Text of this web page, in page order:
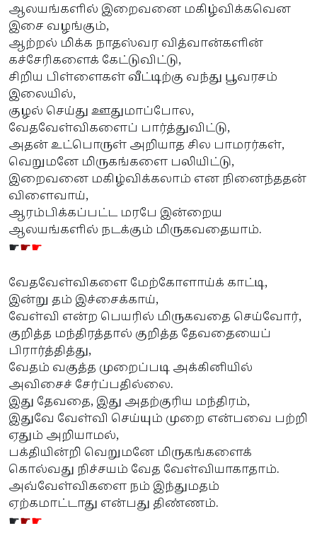
ஆலயங்களில் இறைவனை மகிழ்விக்கவென
இசை வழங்கும்,
ஆற்றல் மிக்க நாதஸ்வர வித்வான்களின்
கச்சேரிகளைக் கேட்டுவிட்டு,
சிறிய பிள்ளைகள் வீட்டிற்கு வந்து பூவரசம்
இலையில்,
குழல் செய்து ஊதுமாப்போல,
வேதவேள்விகளைப் பார்த்துவிட்டு,
அதன் உட்பொருள் அறியாத சில பாமரர்கள்,
வெறுமனே மிருகங்களை பலியிட்டு,
இறைவனை மகிழ்விக்கலாம் என நினைந்ததன்
விளைவாய்,
ஆரம்பிக்கப்பட்ட மரபே இன்றைய
ஆலயங்களில் நடக்கும் மிருகவதையாம்.
☛☛☛
வேதவேள்விகளை மேற்கோளாய்க் காட்டி,
இன்று தம் இச்சைக்காய்,
வேள்வி என்ற பெயரில் மிருகவதை செய்வோர்,
குறித்த மந்திரத்தால் குறித்த தேவதையைப்
பிரார்த்தித்து,
வேதம் வகுத்த முறைப்படி அக்கினியில்
அவிசைச் சேர்ப்பதில்லை.
இது தேவதை, இது அதற்குரிய மந்திரம்,
இதுவே வேள்வி செய்யும் முறை என்பவை பற்றி
ஏதும் அறியாமல்,
பக்தியின்றி வெறுமனே மிருகங்களைக்
கொல்வது நிச்சயம் வேத வேள்வியாகாதாம்.
அவ்வேள்விகளை நம் இந்துமதம்
ஏற்கமாட்டாது என்பது திண்ணம்.
☛☛☛